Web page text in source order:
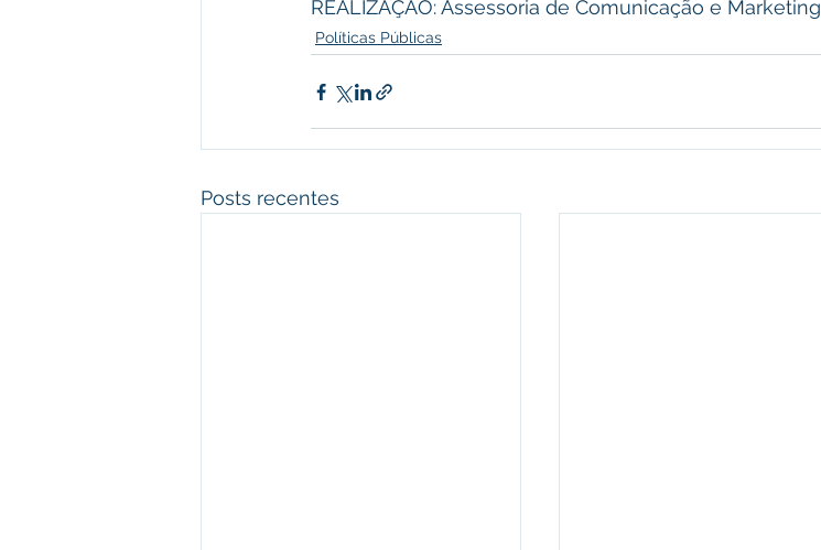
REALIZAÇÃO: Assessoria de Comunicação e Marketing
Políticas Públicas
Posts recentes